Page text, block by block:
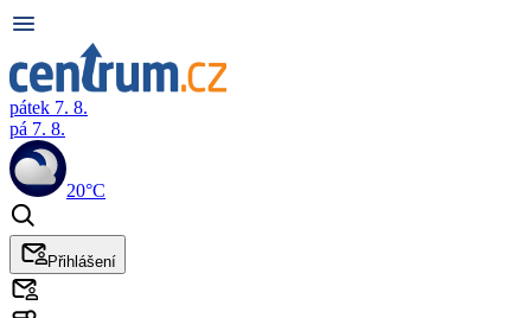
pátek 7. 8.
pá 7. 8.
20°C
Přihlášení